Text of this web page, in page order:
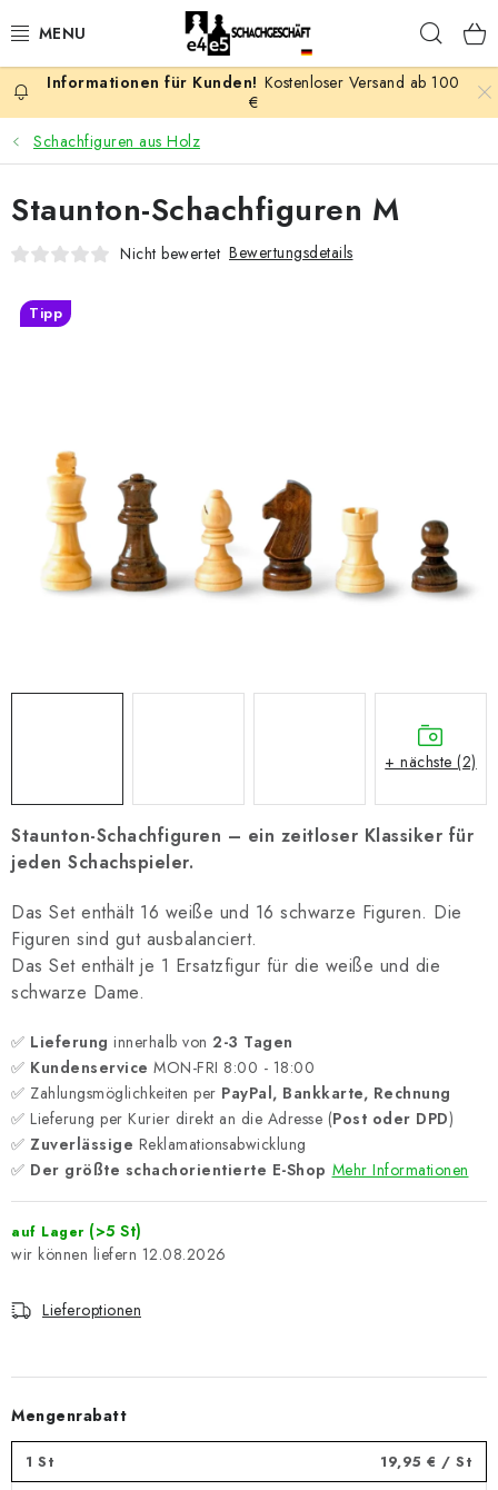
Inhalt
AKTION
SCHACHSPIELE
SCHACHFIGUREN
SCHACHBRETTER
SCHACHUHREN
SCHACH ONLINE
SCHACH-MERCH
Geschäftsbedingungen
Kostenloser Versand ab 100
€
Schachfiguren aus Holz
Staunton-Schachfiguren – ein zeitloser Klassiker für
jeden Schachspieler.
Das Set enthält 16 weiße und 16 schwarze Figuren. Die
Figuren sind gut ausbalanciert.
Das Set enthält je 1 Ersatzfigur für die weiße und die
schwarze Dame.
✅ Lieferung innerhalb von 2-3 Tagen
✅ Kundenservice MON-FRI 8:00 - 18:00
✅ Zahlungsmöglichkeiten per PayPal, Bankkarte, Rechnung
✅ Lieferung per Kurier direkt an die Adresse (Post oder DPD)
✅ Zuverlässige Reklamationsabwicklung
✅ Der größte schachorientierte E-Shop Mehr Informationen
auf Lager (>5 St)
12.08.2026
Lieferoptionen
Mengenrabatt
1 St 19,95 € / St
Staunton-Schachfiguren M
Nicht bewertet Bewertungsdetails
Tipp
+ nächste (2)